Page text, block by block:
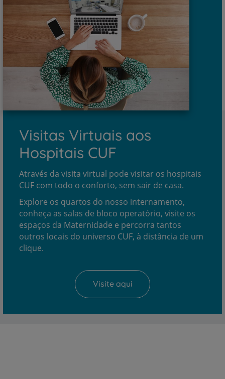
Visitas Virtuais aos
Hospitais CUF
Através da visita virtual pode visitar os hospitais
CUF com todo o conforto, sem sair de casa.
Explore os quartos do nosso internamento,
conheça as salas de bloco operatório, visite os
espaços da Maternidade e percorra tantos
outros locais do universo CUF, à distância de um
clique.
Visite aqui